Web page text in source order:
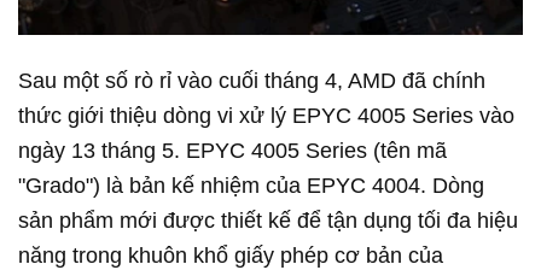
Sau một số rò rỉ vào cuối tháng 4, AMD đã chính
thức giới thiệu dòng vi xử lý EPYC 4005 Series vào
ngày 13 tháng 5. EPYC 4005 Series (tên mã
"Grado") là bản kế nhiệm của EPYC 4004. Dòng
sản phẩm mới được thiết kế để tận dụng tối đa hiệu
năng trong khuôn khổ giấy phép cơ bản của